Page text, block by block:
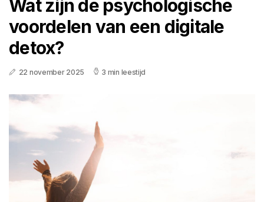
Wat zijn de psychologische
voordelen van een digitale
detox?
22 november 2025 3 min leestijd